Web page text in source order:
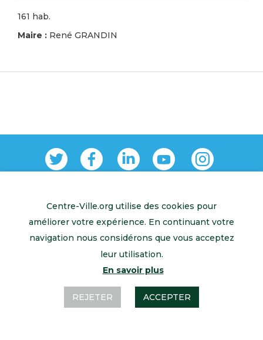
161 hab.
Maire : René GRANDIN
Retour à l’accueil Mentions légales Contactez-nous
Centre-Ville.org utilise des cookies pour
améliorer votre expérience. En continuant votre
navigation nous considérons que vous acceptez
leur utilisation.
En savoir plus
REJETER ACCEPTER